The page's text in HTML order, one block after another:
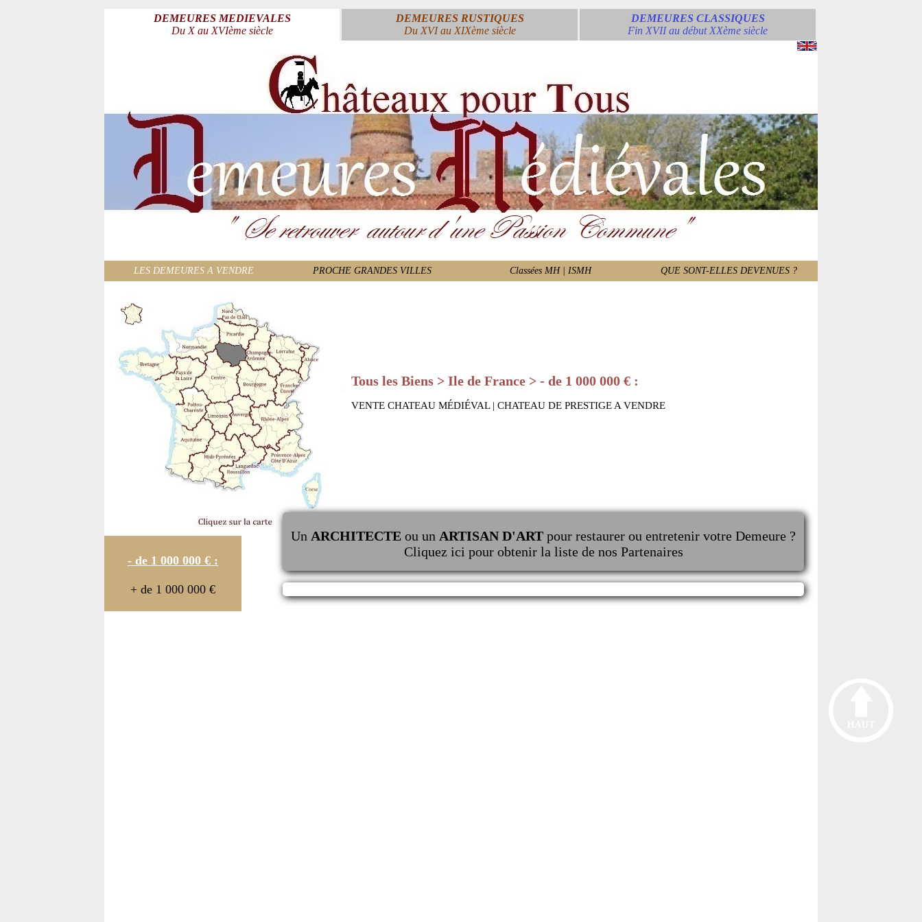
DEMEURES MEDIEVALES
Du X au XVIème siècle
DEMEURES RUSTIQUES
Du XVI au XIXème siècle
DEMEURES CLASSIQUES
Fin XVII au début XXème siècle
LES DEMEURES A VENDRE PROCHE GRANDES VILLES Classées MH | ISMH QUE SONT-ELLES DEVENUES ?
- de 1 000 000 € :
+ de 1 000 000 €
Tous les Biens > Ile de France > - de 1 000 000 € :
VENTE CHATEAU MÉDIÉVAL | CHATEAU DE PRESTIGE A VENDRE
Un ARCHITECTE ou un ARTISAN D'ART pour restaurer ou entretenir votre Demeure ?
Cliquez ici pour obtenir la liste de nos Partenaires